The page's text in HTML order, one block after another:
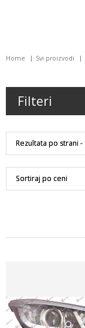
Home Svi proizvodi
Filteri